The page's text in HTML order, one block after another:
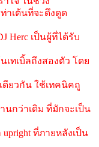
าเต้นที่จะดึงดูด
Herc เป็นผู้ที่ได้รับ
ทเบิ้ลถึงสองตัว โดย
ดียวกัน ใช้เทคนิคถู
นกว่าเดิม ที่มักจะเป็น
ที่ภายหลังเป็น